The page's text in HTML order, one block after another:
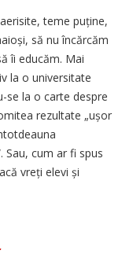
teme puține,
să nu încărcăm
îi educăm. Mai
la o universitate
se la o carte despre
rezultate „ușor
Sau, cum ar fi spus
vreți elevi și